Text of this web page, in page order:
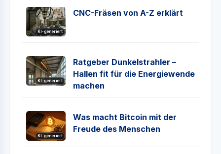
KI-generiert
CNC-Fräsen von A-Z erklärt
KI-generiert
Ratgeber Dunkelstrahler –
Hallen fit für die Energiewende
machen
KI-generiert
Was macht Bitcoin mit der
Freude des Menschen